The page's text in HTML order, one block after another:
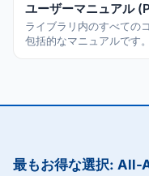
ユーザーマニュアル
ライブラリ内のすべての
包括的なマニュアルです。
最もお得な選択: All-